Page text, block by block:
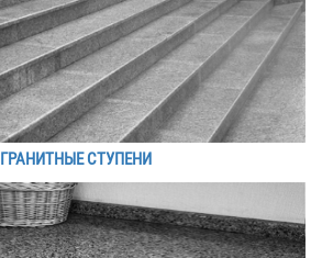
ГРАНИТНЫЕ СТУПЕНИ